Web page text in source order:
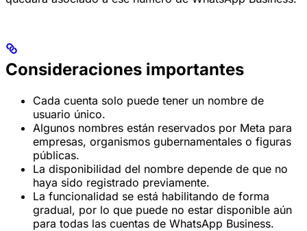
Consideraciones importantes
Cada cuenta solo puede tener un nombre de
usuario único.
Algunos nombres están reservados por Meta para
empresas, organismos gubernamentales o figuras
públicas.
La disponibilidad del nombre depende de que no
haya sido registrado previamente.
La funcionalidad se está habilitando de forma
gradual, por lo que puede no estar disponible aún
para todas las cuentas de WhatsApp Business.